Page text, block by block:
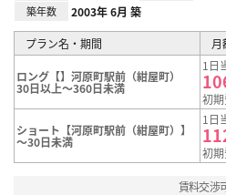
築年数 2003年 6月 築
プラン名・期間 月
ロング【】河原町駅前（紺屋町）
30日以上～360日未満
1日
初
ショート【河原町駅前（紺屋町）】
～30日未満
1日
初
賃料交渉